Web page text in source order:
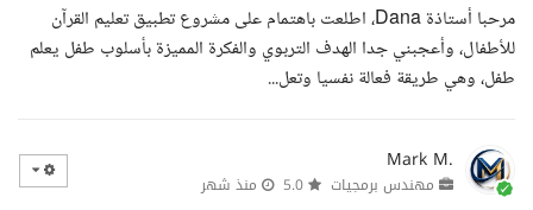
مرحبا أستاذة Dana، اطلعت باهتمام على مشروع تطبيق تعليم القرآن
للأطفال، وأعجبني جدا الهدف التربوي والفكرة المميزة بأسلوب طفل يعلم
طفل، وهي طريقة فعالة نفسيا وتعل...
Mark M.
مهندس برمجيات منذ شهر